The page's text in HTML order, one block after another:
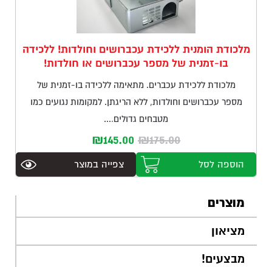
מוצרים
מציאון
מבצעים!
מלכודת הומנית ללכידת עכברושים וחולדות! ללכידה
בו-זמנית של מספר עכברושים או חולדות!
מלכודת ללכידת עכברים. מתאימה ללכידה בו-זמנית של
מספר עכברושים וחולדות, ללא הריגתן. למקומות נגועים כמו
מטבחים גדולים,...
₪175.00
המחיר
המקורי
היה:
₪145.00
הנוכחי
הוא:
הוספה לסל צפייה במוצר